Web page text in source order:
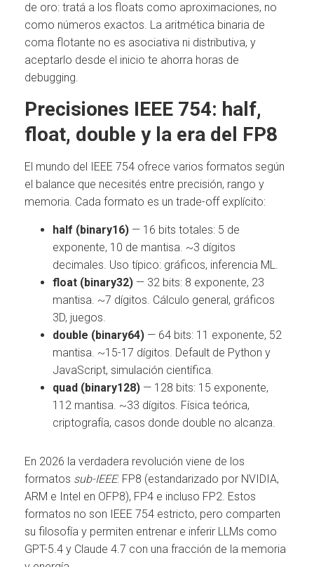
de oro: tratá a los floats como aproximaciones, no
como números exactos. La aritmética binaria de
coma flotante no es asociativa ni distributiva, y
aceptarlo desde el inicio te ahorra horas de
debugging.
Precisiones IEEE 754: half,
float, double y la era del FP8
El mundo del IEEE 754 ofrece varios formatos según
el balance que necesités entre precisión, rango y
memoria. Cada formato es un trade-off explícito:
half (binary16) — 16 bits totales: 5 de
exponente, 10 de mantisa. ~3 dígitos
decimales. Uso típico: gráficos, inferencia ML.
float (binary32) — 32 bits: 8 exponente, 23
mantisa. ~7 dígitos. Cálculo general, gráficos
3D, juegos.
double (binary64) — 64 bits: 11 exponente, 52
mantisa. ~15-17 dígitos. Default de Python y
JavaScript, simulación científica.
quad (binary128) — 128 bits: 15 exponente,
112 mantisa. ~33 dígitos. Física teórica,
criptografía, casos donde double no alcanza.
En 2026 la verdadera revolución viene de los
formatos sub-IEEE: FP8 (estandarizado por NVIDIA,
ARM e Intel en OFP8), FP4 e incluso FP2. Estos
formatos no son IEEE 754 estricto, pero comparten
su filosofía y permiten entrenar e inferir LLMs como
GPT-5.4 y Claude 4.7 con una fracción de la memoria